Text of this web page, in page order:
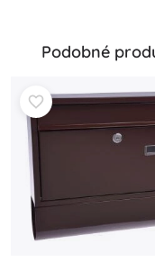
Podobné